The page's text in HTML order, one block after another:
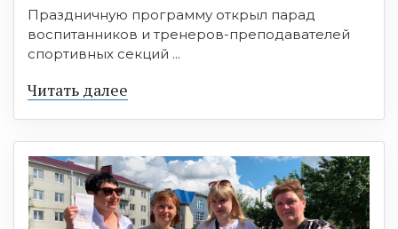
Праздничную программу открыл парад
воспитанников и тренеров-преподавателей
спортивных секций ...
Читать далее